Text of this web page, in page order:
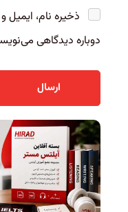
ذخیره نام، ایمیل
دوباره دیدگاهی